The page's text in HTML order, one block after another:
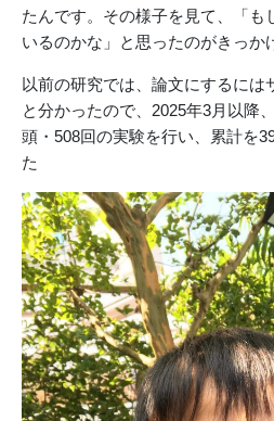
たんです。その様子を見て、「も
いるのかな」と思ったのがきっか
以前の研究では、論文にするには
と分かったので、2025年3月以降
頭・508回の実験を行い、累計を
た